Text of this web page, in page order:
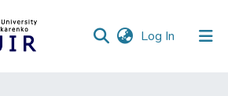
Log In (current)